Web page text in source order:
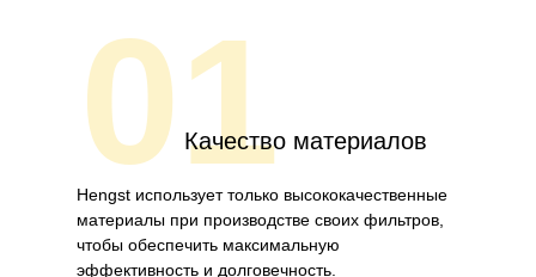
01Качество материалов
Hengst использует только высококачественные
материалы при производстве своих фильтров,
чтобы обеспечить максимальную
эффективность и долговечность.